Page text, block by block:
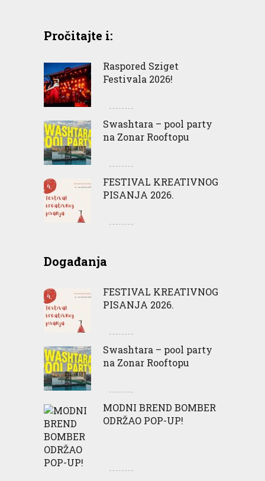
Pročitajte i:
Raspored Sziget
Festivala 2026!
Swashtara – pool party
na Zonar Rooftopu
FESTIVAL KREATIVNOG
PISANJA 2026.
Događanja
FESTIVAL KREATIVNOG
PISANJA 2026.
Swashtara – pool party
na Zonar Rooftopu
MODNI BREND BOMBER
ODRŽAO POP-UP!